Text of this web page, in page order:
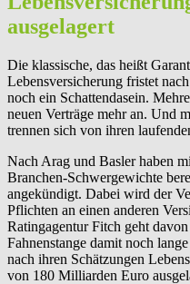
ausgelagert
Die klassische, das heißt
Lebensversicherung fristet
noch ein Schattendasein.
neuen Verträge mehr an. Und
trennen sich von ihren
Nach Arag und Basler haben
Branchen-Schwergewichte
angekündigt. Dabei wird der
Pflichten an einen anderen
Ratingagentur Fitch geht davon
Fahnenstange damit noch
nach ihren Schätzungen
von 180 Milliarden Euro